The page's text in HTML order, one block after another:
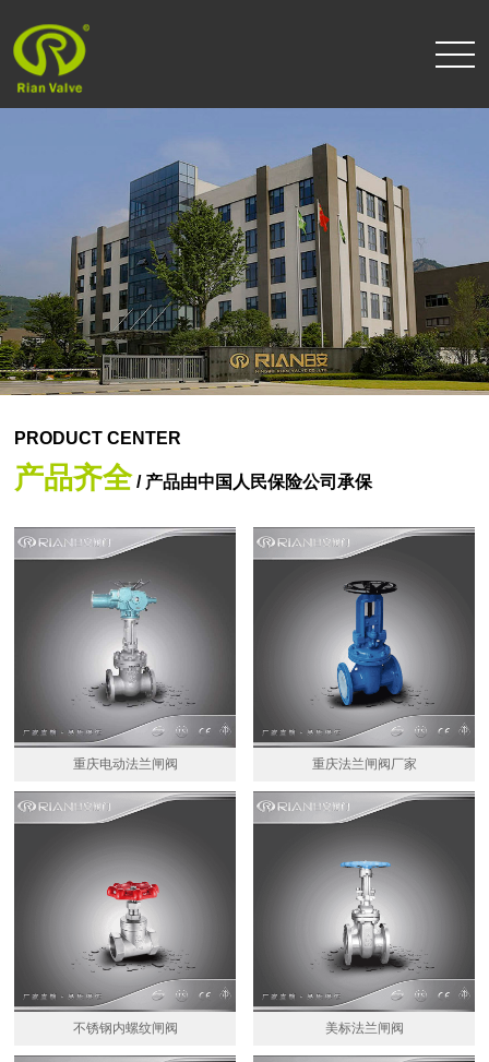
PRODUCT CENTER
产品齐全/ 产品由中国人民保险公司承保
重庆电动法兰闸阀 重庆法兰闸阀厂家
不锈钢内螺纹闸阀 美标法兰闸阀